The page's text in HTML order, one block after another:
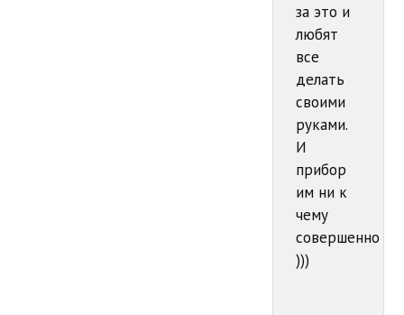
за это и
любят
все
делать
своими
руками.
И
прибор
им ни к
чему
совершенно
)))